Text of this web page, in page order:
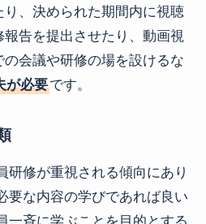
り、決められた期間内に視聴
告を提出させたり、動画視
会議や研修の場を設けるな
が必要です。
研修が重視される傾向にあり
要な内容の学びであれば良い